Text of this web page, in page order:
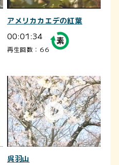
アメリカカエデの紅葉
00:01:34
再生回数：66
呉羽山